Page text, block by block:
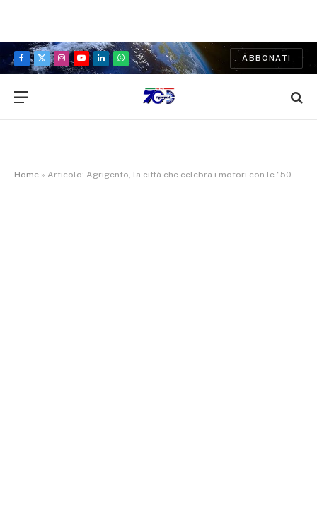
Facebook
X
Instagram
YouTubeLinkedInWhatsApp
ABBONATI
Home » Articolo: Agrigento, la città che celebra i motori con le “500 Miglia di Storia, Arte e Cultura”